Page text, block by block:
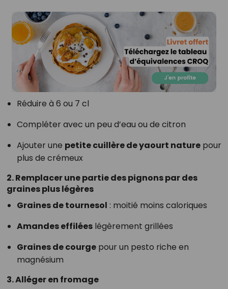
Réduire à 6 ou 7 cl
Compléter avec un peu d’eau ou de citron
Ajouter une petite cuillère de yaourt naturepour
plus de crémeux
2. Remplacer une partie des pignons par des
graines plus légères
Graines de tournesol : moitié moins caloriques
Amandes effiléeslégèrement grillées
Graines de courgepour un pesto riche en
magnésium
3. Alléger en fromage